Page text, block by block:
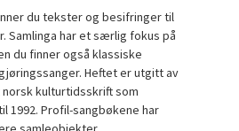
du tekster og besifringer til
Samlinga har et særlig fokus på
du finner også klassiske
Heftet er utgitt av
kulturtidsskrift som
1992. Profil-sangbøkene har